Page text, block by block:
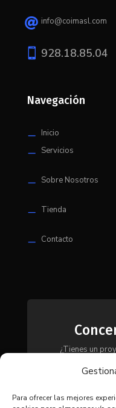
Para ofrecer las mejores
 info@coimasl.com
 928.18.85.04
Navegación
K Inicio
K Servicios
K Sobre Nosotros
K Tienda
K Contacto
¿Tienes un
contacto con